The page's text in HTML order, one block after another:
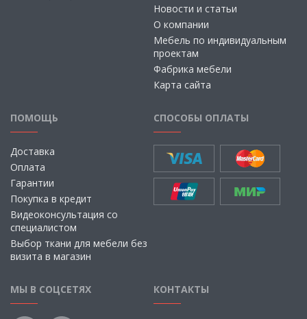
Новости и статьи
О компании
Мебель по индивидуальным
проектам
Фабрика мебели
Карта сайта
ПОМОЩЬ
Доставка
Оплата
Гарантии
Покупка в кредит
Видеоконсультация со
специалистом
Выбор ткани для мебели без
визита в магазин
СПОСОБЫ ОПЛАТЫ
МЫ В СОЦСЕТЯХ КОНТАКТЫ